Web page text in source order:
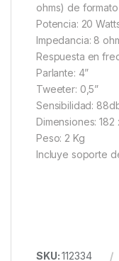
ohms) de
Potencia: 20
Impedancia: 8
Respuesta en
Parlante: 4”
Tweeter: 0,5”
Sensibilidad:
Dimensiones: 182
Peso: 2 Kg
Incluye soporte
SKU:112334